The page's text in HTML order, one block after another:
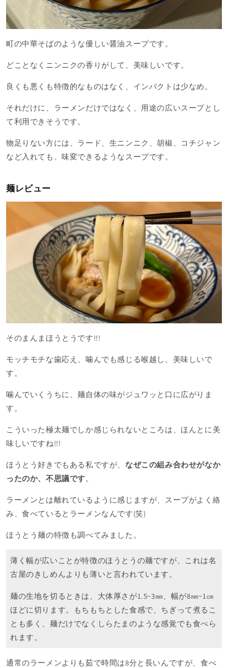
町の中華そばのような優しい醤油スープです。
どことなくニンニクの香りがして、美味しいです。
良くも悪くも特徴的なものはなく、インパクトは少なめ。
それだけに、ラーメンだけではなく、用途の広いスープとし
て利用できそうです。
物足りない方には、ラード、生ニンニク、胡椒、コチジャン
など入れても、味変できるようなスープです。
麺レビュー
そのまんまほうとうです!!!
モッチモチな歯応え、噛んでも感じる喉越し、美味しいで
す。
噛んでいくうちに、麺自体の味がジュワッと口に広がりま
す。
こういった極太麺でしか感じられないところは、ほんとに美
味しいですね!!!
ほうとう好きでもある私ですが、 なぜこの組み合わせがなか
ったのか、不思議です。
ラーメンとは離れているように感じますが、スープがよく絡
み、食べているとラーメンなんです(笑)
ほうとう麺の特徴も調べてみました。
薄く幅が広いことが特徴のほうとうの麺ですが、これは名
古屋のきしめんよりも薄いと言われています。
麺の生地を切るときは、大体厚さが1.5~3㎜、幅が8㎜~1㎝
ほどに切ります。もちもちとした食感で、ちぎって煮るこ
とも多く、麺だけでなくしらたまのような感覚でも食べら
れます。
通常のラーメンよりも茹で時間は8分と長いんですが、食べ